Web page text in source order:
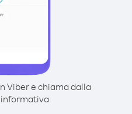
Viber e chiama dalla